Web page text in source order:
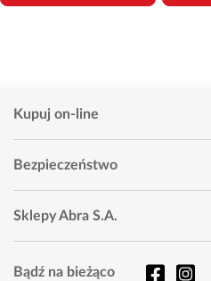
Kupuj on-line
Bezpieczeństwo
Sklepy Abra S.A.
Bądź na bieżąco